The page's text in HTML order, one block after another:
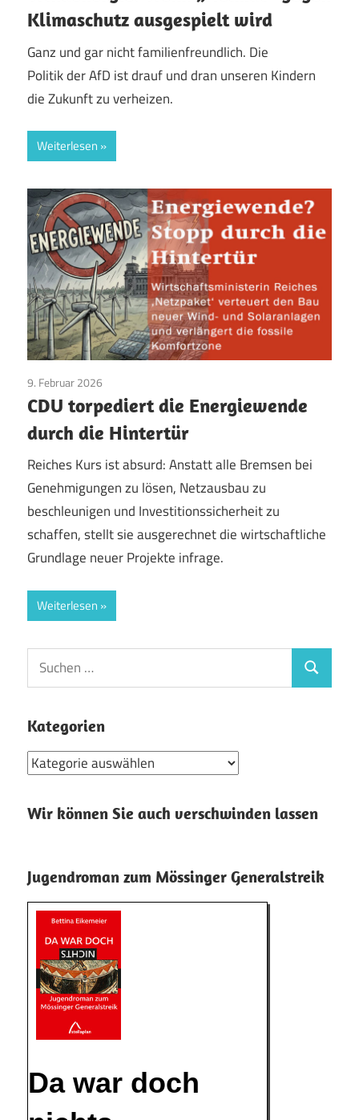
Klimaschutz ausgespielt wird
Ganz und gar nicht familienfreundlich. Die
Politik der AfD ist drauf und dran unseren Kindern
die Zukunft zu verheizen.
Weiterlesen
9. Februar 2026
CDU torpediert die Energiewende
durch die Hintertür
Reiches Kurs ist absurd: Anstatt alle Bremsen bei
Genehmigungen zu lösen, Netzausbau zu
beschleunigen und Investitionssicherheit zu
schaffen, stellt sie ausgerechnet die wirtschaftliche
Grundlage neuer Projekte infrage.
Weiterlesen
Suchen
nach:
Suchen
Kategorien
Kategorien
Wir können Sie auch verschwinden lassen
Jugendroman zum Mössinger Generalstreik
Da war doch